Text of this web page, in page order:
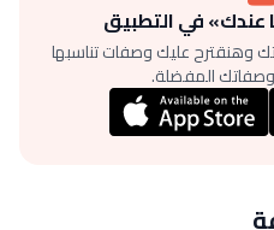
عندك» في التطبيق
وهنقترح عليك وصفات تناسبها
المفضلة.